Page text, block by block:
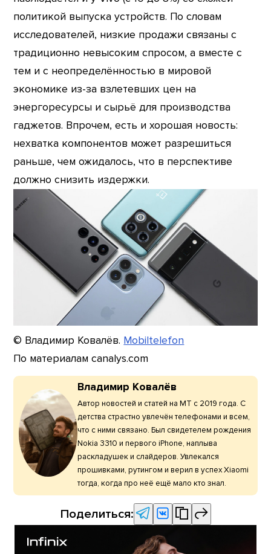
политикой выпуска устройств. По словам
исследователей, низкие продажи связаны с
традиционно невысоким спросом, а вместе с
тем и с неопределённостью в мировой
экономике из-за взлетевших цен на
энергоресурсы и сырьё для производства
гаджетов. Впрочем, есть и хорошая новость:
нехватка компонентов может разрешиться
раньше, чем ожидалось, что в перспективе
должно снизить издержки.
© Владимир Ковалёв. Mobiltelefon
По материалам canalys.com
Владимир Ковалёв
Автор новостей и статей на МТ с 2019 года. С
детства страстно увлечён телефонами и всем,
что с ними связано. Был свидетелем рождения
Nokia 3310 и первого iPhone, наплыва
раскладушек и слайдеров. Увлекался
прошивками, рутингом и верил в успех Xiaomi
тогда, когда про неё ещё мало кто знал.
Поделиться: